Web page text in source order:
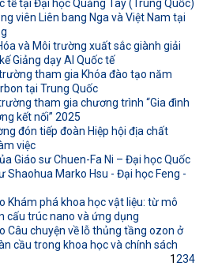
tế tại Đại học Quảng Tây (Trung Quốc)
viên Liên bang Nga và Việt Nam tại
và Môi trường xuất sắc giành giải
Giảng dạy AI Quốc tế
tham gia Khóa đào tạo năm
tại Trung Quốc
tham gia chương trình “Gia đình
kết nối” 2025
đón tiếp đoàn Hiệp hội địa chất
việc
Giáo sư Chuen-Fa Ni – Đại học Quốc
Shaohua Marko Hsu - Đại học Feng -
Khám phá khoa học vật liệu: từ mô
cấu trúc nano và ứng dụng
Câu chuyện về lỗ thủng tầng ozon ở
cầu trong khoa học và chính sách
1234